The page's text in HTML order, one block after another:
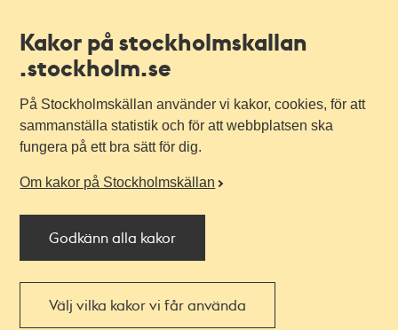
Kakor på stockholmskallan
.stockholm.se
På Stockholmskällan använder vi kakor, cookies, för att
sammanställa statistik och för att webbplatsen ska
fungera på ett bra sätt för dig.
Om kakor på Stockholmskällan
Godkänn alla kakor
Välj vilka kakor vi får använda